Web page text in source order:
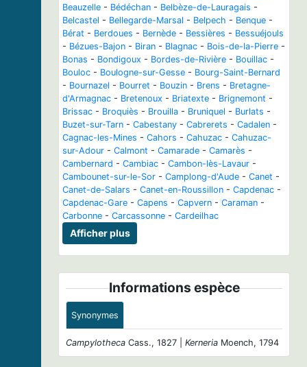
Beauzelle - Bédéchan - Belbèze-de-Lauragais -
Belcastel - Bellegarde-Marsal - Belpech - Benque -
Bérat - Berdoues - Bernède - Bessières - Bessuéjouls
- Bézues-Bajon - Biran - Blagnac - Bois-de-la-Pierre -
Bonas - Bondigoux - Bordes-de-Rivière - Bouillac -
Bouloc - Boulogne-sur-Gesse - Bourg-Saint-Bernard
- Bournazel - Bourret - Bouzin - Brens - Bretagne-
d'Armagnac - Bretenoux - Briatexte - Brignemont -
Brissac - Broquiès - Brouilla - Bruniquel - Burlats -
Buzet-sur-Tarn - Cabestany - Cabrerets - Cadalen -
Cagnac-les-Mines - Cahors - Cahuzac - Cahuzac-
sur-Adour - Calmont - Camarade - Camarès -
Cambernard - Cambiac - Cambon-lès-Lavaur -
Cambounet-sur-le-Sor - Camplong-d'Aude - Canet -
Canet-de-Salars - Canet-en-Roussillon - Capdenac -
Capdenac-Gare - Capens - Capvern - Caraman -
Carbonne - Carcassonne - Cardeilhac
Afficher plus
Informations espèce
Synonymes
Campylotheca Cass., 1827 | Kerneria Moench, 1794